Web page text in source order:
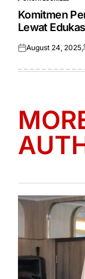
POSTED
INKomitmen
Lewat
Posted
August 24, 2025